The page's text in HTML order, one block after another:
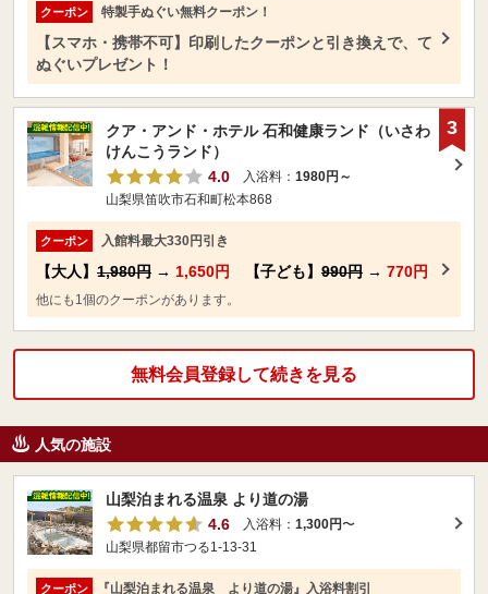
クーポン 特製手ぬぐい無料クーポン！
【スマホ・携帯不可】印刷したクーポンと引き換えで、て
ぬぐいプレゼント！
クア・アンド・ホテル 石和健康ランド（いさわ
けんこうランド）
4.0
入浴料： 1980円～
山梨県笛吹市石和町松本868
クーポン 入館料最大330円引き
【大人】 1,980円 → 1,650円 【子ども】 990円 → 770円
他にも1個のクーポンがあります。
3
無料会員登録して続きを見る
人気の施設
山梨泊まれる温泉 より道の湯
4.6
入浴料： 1,300円〜
山梨県都留市つる1-13-31
クーポン 『山梨泊まれる温泉 より道の湯』入浴料割引